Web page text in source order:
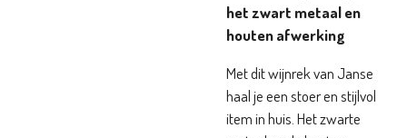
het zwart metaal en
houten afwerking
Met dit wijnrek van Janse
haal je een stoer en stijlvol
item in huis. Het zwarte